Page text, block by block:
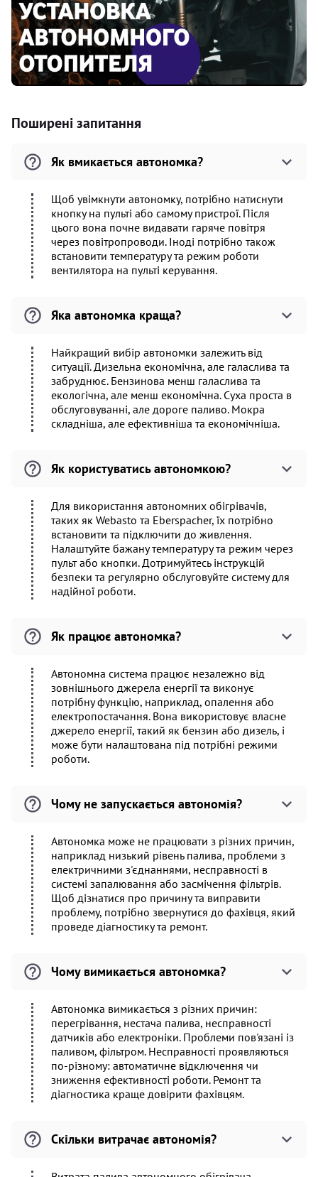
Поширені запитання
Як вмикається автономка?
Щоб увімкнути автономку, потрібно натиснути
кнопку на пульті або самому пристрої. Після
цього вона почне видавати гаряче повітря
через повітропроводи. Іноді потрібно також
встановити температуру та режим роботи
вентилятора на пульті керування.
Яка автономка краща?
Найкращий вибір автономки залежить від
ситуації. Дизельна економічна, але галаслива та
забруднює. Бензинова менш галаслива та
екологічна, але менш економічна. Суха проста в
обслуговуванні, але дороге паливо. Мокра
складніша, але ефективніша та економічніша.
Як користуватись автономкою?
Для використання автономних обігрівачів,
таких як Webasto та Eberspacher, їх потрібно
встановити та підключити до живлення.
Налаштуйте бажану температуру та режим через
пульт або кнопки. Дотримуйтесь інструкцій
безпеки та регулярно обслуговуйте систему для
надійної роботи.
Як працює автономка?
Автономна система працює незалежно від
зовнішнього джерела енергії та виконує
потрібну функцію, наприклад, опалення або
електропостачання. Вона використовує власне
джерело енергії, такий як бензин або дизель, і
може бути налаштована під потрібні режими
роботи.
Чому не запускається автономія?
Автономка може не працювати з різних причин,
наприклад низький рівень палива, проблеми з
електричними з'єднаннями, несправності в
системі запалювання або засмічення фільтрів.
Щоб дізнатися про причину та виправити
проблему, потрібно звернутися до фахівця, який
проведе діагностику та ремонт.
Чому вимикається автономка?
Автономка вимикається з різних причин:
перегрівання, нестача палива, несправності
датчиків або електроніки. Проблеми пов'язані із
паливом, фільтром. Несправності проявляються
по-різному: автоматичне відключення чи
зниження ефективності роботи. Ремонт та
діагностика краще довірити фахівцям.
Скільки витрачає автономія?